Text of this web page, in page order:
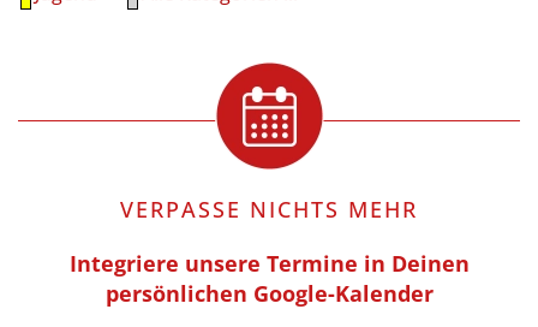
VERPASSE NICHTS MEHR
Integriere unsere Termine in Deinen
persönlichen Google-Kalender